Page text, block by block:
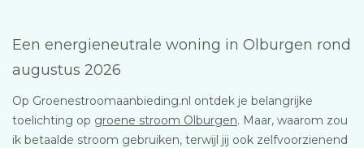
Een energieneutrale woning in Olburgen rond
augustus 2026
Op Groenestroomaanbieding.nl ontdek je belangrijke
toelichting op groene stroom Olburgen. Maar, waarom zou
ik betaalde stroom gebruiken, terwijl jij ook zelfvoorzienend